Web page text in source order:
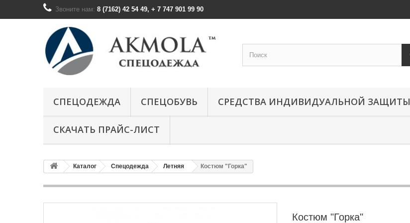
Звоните нам: 8 (7162) 42 54 49, + 7 747 901 99 90
СПЕЦОДЕЖДА СПЕЦОБУВЬ СРЕДСТВА ИНДИВИДУАЛЬНОЙ ЗАЩИТЫ
СКАЧАТЬ ПРАЙС-ЛИСТ
Каталог Спецодежда Летняя Костюм "Горка"
Костюм "Горка"